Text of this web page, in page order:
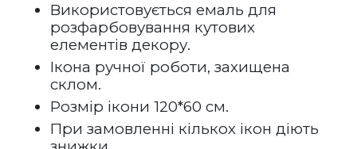
Використовується емаль для
розфарбовування кутових
елементів декору.
Ікона ручної роботи, захищена
склом.
Розмір ікони 120*60 см.
При замовленні кількох ікон діють